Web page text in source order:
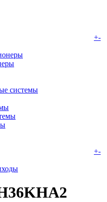
+-
системы
+-